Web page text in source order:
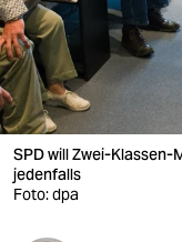
nord
wahrheit
verlag
verlag
SPD will Zwei-Klassen-
jedenfalls
Foto: dpa